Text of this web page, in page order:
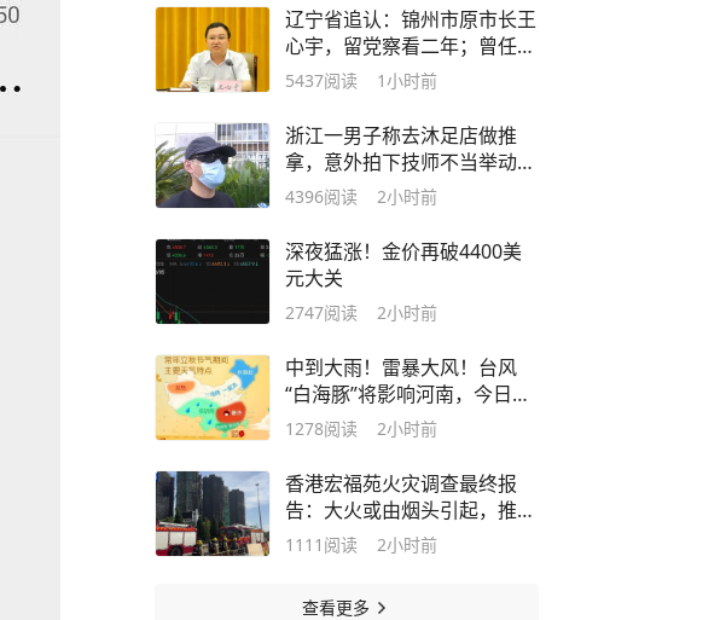
辽宁省追认：锦州市原市长王
心宇，留党察看二年；曾任营
口市西市区区长、区委书记，
书记等职务
5437阅读 1小时前
浙江一男子称去沐足店做推
拿，意外拍下技师不当举动；
涉事技师回应：他怎么可以这
的；警方已介入调查
4396阅读 2小时前
深夜猛涨！金价再破4400美
元大关
2747阅读 2小时前
中到大雨！雷暴大风！台风
“白海豚”将影响河南，今日起
全省有雨
1278阅读 2小时前
香港宏福苑火灾调查最终报
告：大火或由烟头引起，推断
起火地点位于宏昌阁104及
1111 阅读 2小时前
查看更多